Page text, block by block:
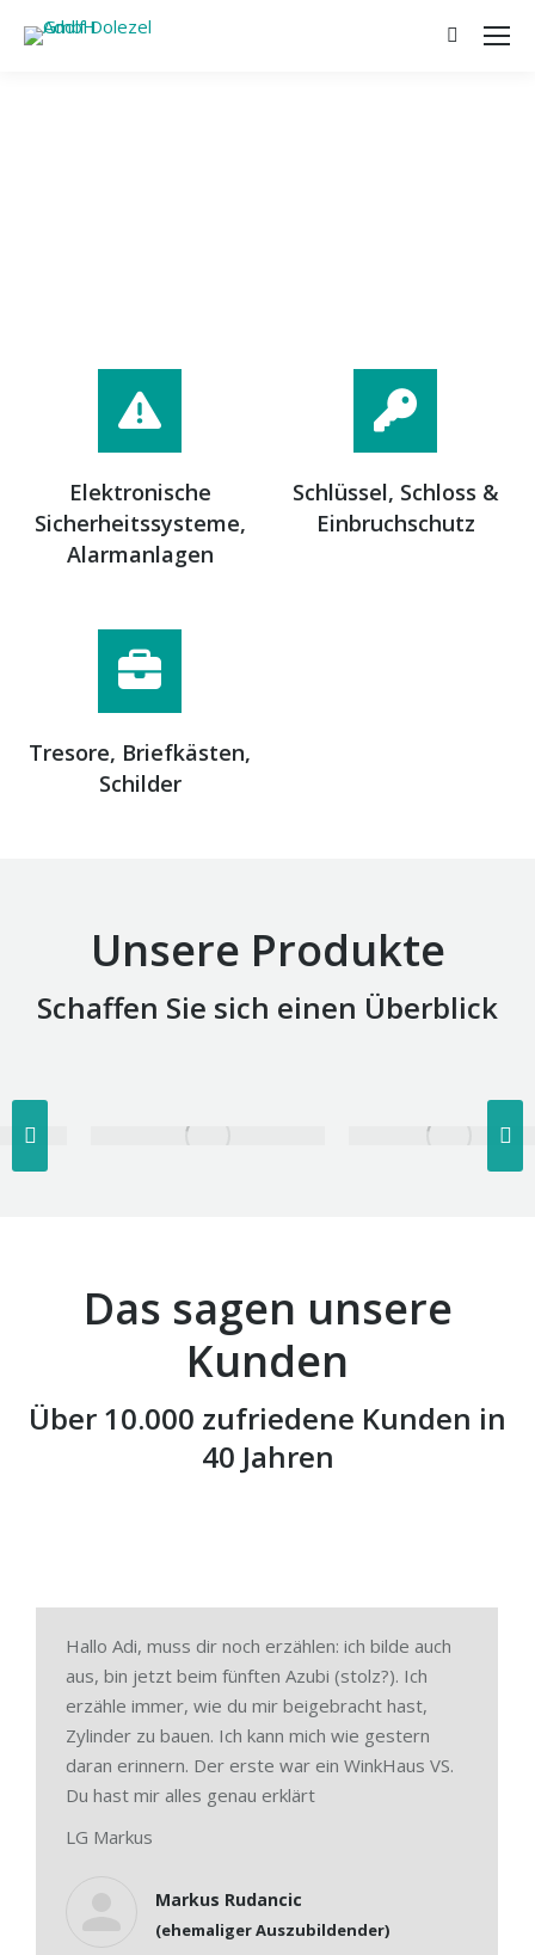
Search:
Elektronische
Sicherheitssysteme,
Alarmanlagen
Schlüssel, Schloss &
Einbruchschutz
Tresore, Briefkästen,
Schilder
Unsere Produkte
Schaffen Sie sich einen Überblick
Das sagen unsere
Kunden
Über 10.000 zufriedene Kunden in
40 Jahren
Hallo Adi, muss dir noch erzählen: ich bilde auch
aus, bin jetzt beim fünften Azubi (stolz?). Ich
erzähle immer, wie du mir beigebracht hast,
Zylinder zu bauen. Ich kann mich wie gestern
daran erinnern. Der erste war ein WinkHaus VS.
Du hast mir alles genau erklärt
LG Markus
Markus Rudancic
(ehemaliger Auszubildender)